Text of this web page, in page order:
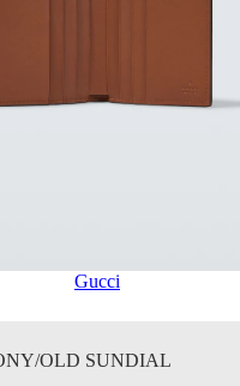
Gucci
OLD SUNDIAL